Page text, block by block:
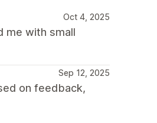
Oct 4, 2025
me with small
Sep 12, 2025
on feedback,